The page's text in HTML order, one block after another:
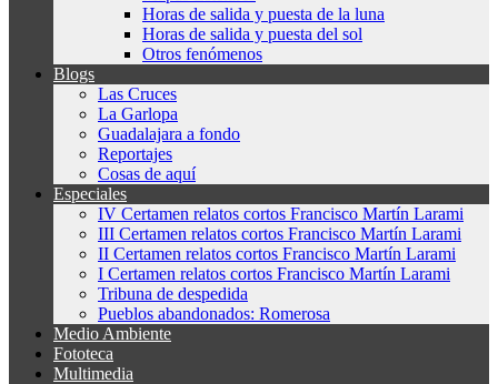
Horas de salida y puesta de la luna
Horas de salida y puesta del sol
Otros fenómenos
Blogs
Las Cruces
La Garlopa
Guadalajara a fondo
Reportajes
Cosas de aquí
Especiales
IV Certamen relatos cortos Francisco Martín Larami
III Certamen relatos cortos Francisco Martín Larami
II Certamen relatos cortos Francisco Martín Larami
I Certamen relatos cortos Francisco Martín Larami
Tribuna de despedida
Pueblos abandonados: Romerosa
Medio Ambiente
Fototeca
Multimedia